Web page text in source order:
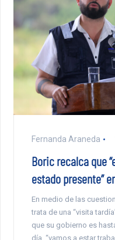
Fernanda Araneda
Boric recalca que
estado presente”
En medio de las
trata de una “visita
que su gobierno es
día, “vamos a estar